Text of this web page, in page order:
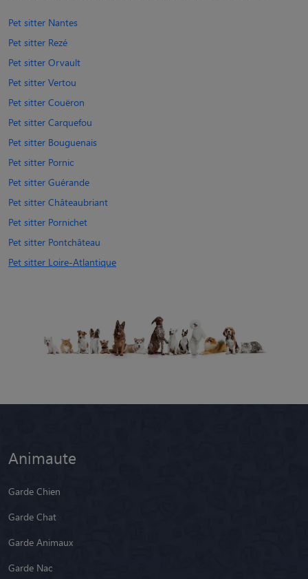
Pet sitter Nantes
Pet sitter Rezé
Pet sitter Orvault
Pet sitter Vertou
Pet sitter Couëron
Pet sitter Carquefou
Pet sitter Bouguenais
Pet sitter Pornic
Pet sitter Guérande
Pet sitter Châteaubriant
Pet sitter Pornichet
Pet sitter Pontchâteau
Pet sitter Loire-Atlantique
Animaute
Garde Chien
Garde Chat
Garde Animaux
Garde Nac